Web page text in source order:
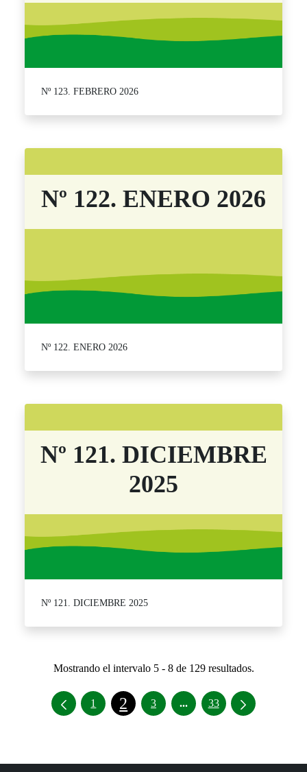
Nº 123. FEBRERO 2026
Nº 122. ENERO 2026
Nº 122. ENERO 2026
Nº 121. DICIEMBRE
2025
Nº 121. DICIEMBRE 2025
Mostrando el intervalo 5 - 8 de 129 resultados.
1 2 3 ...Páginas intermedias Use
33